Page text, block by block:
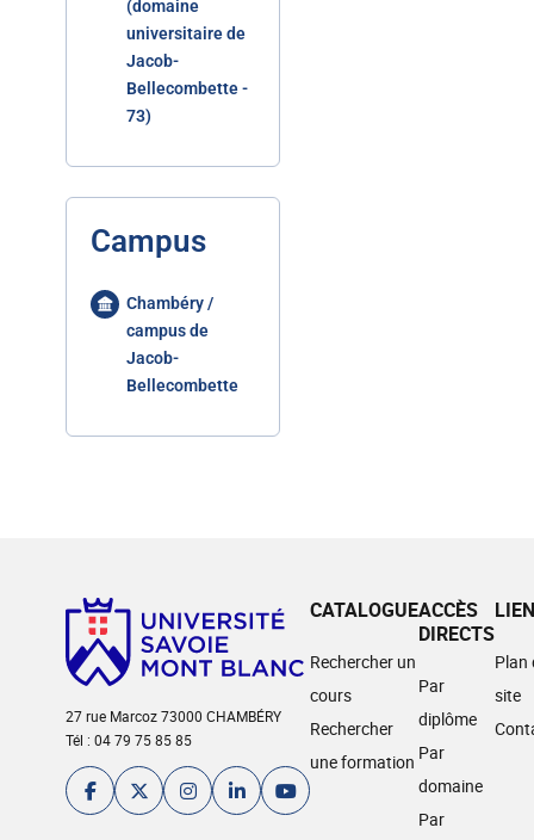
(domaine
universitaire de
Jacob-
Bellecombette -
73)
Campus
Chambéry /
campus de
Jacob-
Bellecombette
27 rue Marcoz 73000 CHAMBÉRY
Tél : 04 79 75 85 85
CATALOGUE
Rechercher un
cours
Rechercher
une formation
ACCÈS
DIRECTS
Par
diplôme
Par
domaine
Par
Plan
site